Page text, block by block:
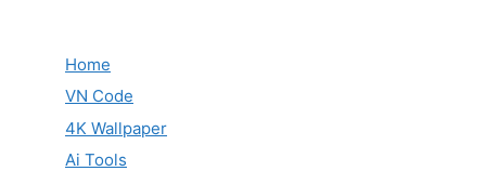
Home
VN Code
4K Wallpaper
Ai Tools